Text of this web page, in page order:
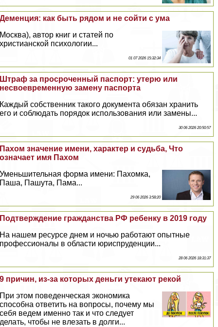
Деменция: как быть рядом и не сойти с ума
Москва), автор книг и статей по
христианской психологии...
01 07 2026 15:32:34
Штраф за просроченный паспорт: утерю или
несвоевременную замену паспорта
Каждый собственник такого документа обязан хранить
его и соблюдать порядок использования или замены...
30 06 2026 20:50:57
Пахом значение имени, хаpaктер и судьба, Что
означает имя Пахом
Уменьшительная форма имени: Пахомка,
Паша, Пашута, Пама...
29 06 2026 3:58:20
Подтверждение гражданства РФ ребенку в 2019 году
На нашем ресурсе днем и ночью работают опытные
профессионалы в области юриспруденции...
28 06 2026 18:31:37
9 причин, из-за которых деньги утекают рекой
При этом поведенческая экономика
способна ответить на вопросы, почему мы
себя ведем именно так и что следует
делать, чтобы не влезать в долги...